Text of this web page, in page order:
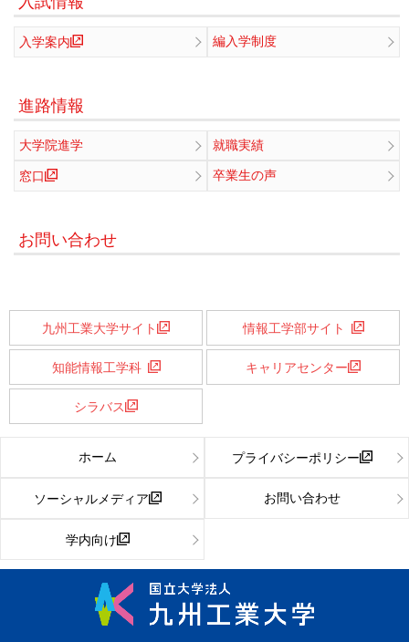
入学案内 編入学制度
進路情報
大学院進学 就職実績
窓口 卒業生の声
お問い合わせ
九州工業大学サイト 情報工学部サイト
知能情報工学科 キャリアセンター
シラバス
ホーム プライバシーポリシー
ソーシャルメディア お問い合わせ
学内向け